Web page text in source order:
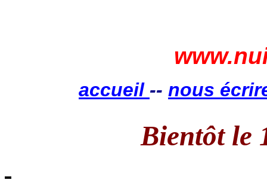
accueil -- nous
Bientôt le